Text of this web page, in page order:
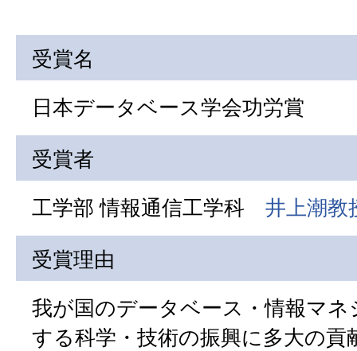
受賞名
日本データベース学会功労賞
受賞者
工学部 情報通信工学科 井上潮教
受賞理由
我が国のデータベース・情報マ
する科学・技術の振興に多大の貢